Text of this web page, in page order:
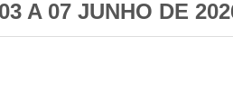
A 07 JUNHO DE